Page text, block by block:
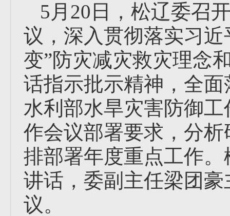
5月20日，松辽委召
议，深入贯彻落实习
变”防灾减灾救灾理念
话指示批示精神，全
水利部水旱灾害防御
作会议部署要求，分
排部署年度重点工作
讲话，委副主任梁团
议。